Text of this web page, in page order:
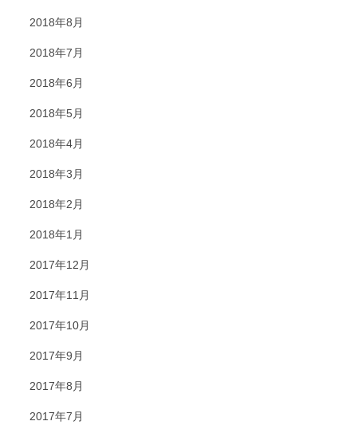
2018年8月
2018年7月
2018年6月
2018年5月
2018年4月
2018年3月
2018年2月
2018年1月
2017年12月
2017年11月
2017年10月
2017年9月
2017年8月
2017年7月